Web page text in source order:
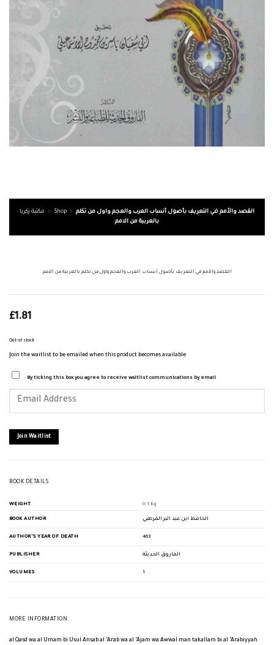
مكتبة زكريا » Shop » القصد والأمم في التعريف بأصول أنساب العرب والعجم واول من تكلم
بالعربية من الامم
القصد والأمم في التعريف بأصول أنساب العرب والعجم واول من تكلم بالعربية من الامم
£1.81
Out of stock
Join the waitlist to be emailed when this product becomes available
By ticking this box you agree to receive waitlist communications by email
your
joinJoin Waitlist
BOOK DETAILS
WEIGHT 0.1 kg
BOOK AUTHOR الحافظ ابن عبد البر القرطبي
AUTHOR'S YEAR OF DEATH 463
PUBLISHER الفاروق الحديثة
VOLUMES 1
MORE INFORMATION
al Qasd wa al Umam bi Usul Ansab al ‘Arab wa al ‘Ajam wa Awwal man takallam bi al ‘Arabiyyah